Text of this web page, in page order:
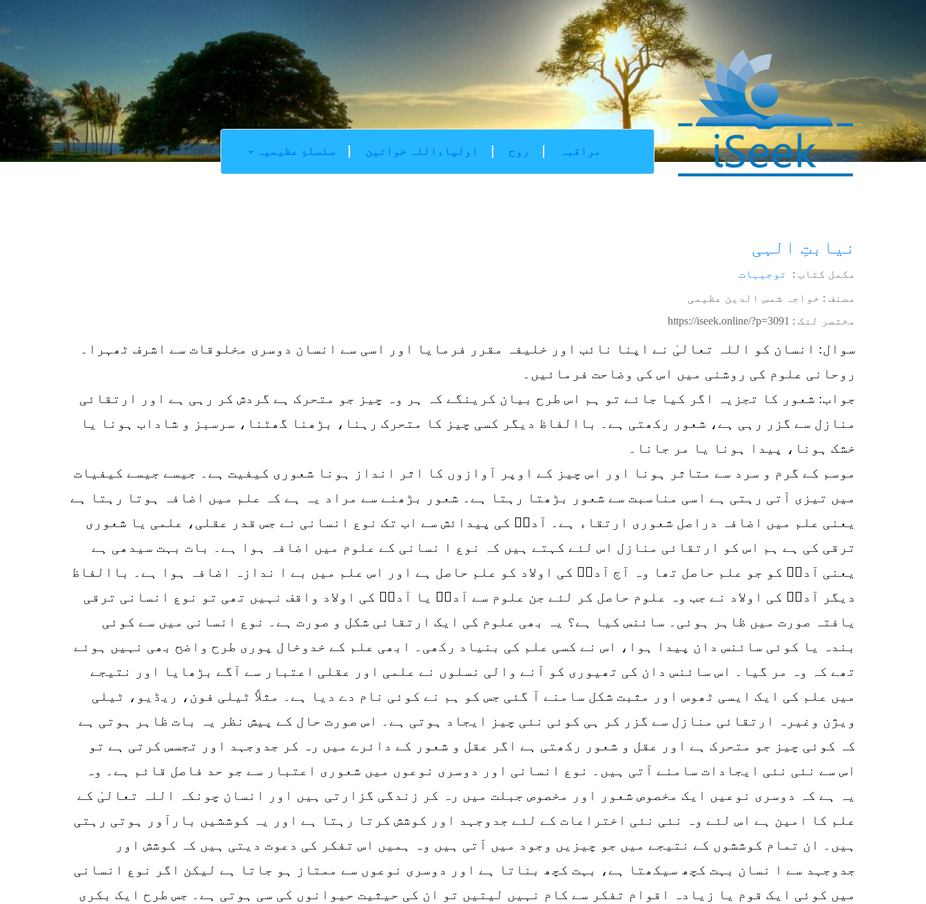
سلسلۂِ عظیمیہ اولیاءاللہ خواتین روح مراقبہ
نیابتِ الہی
مکمل کتاب : توجیہات
مصنف : خواجہ شمس الدین عظیمی
مختصر لنک : https://iseek.online/?p=3091
سوال: انسان کو اللہ تعالیٰ نے اپنا نائب اور خلیفہ مقرر فرمایا اور اسی سے انسان دوسری مخلوقات سے اشرف ٹھہرا۔
روحانی علوم کی روشنی میں اس کی وضاحت فرمائیں۔
جواب: شعور کا تجزیہ اگر کیا جائے تو ہم اس طرح بیان کرینگے کہ ہر وہ چیز جو متحرک ہے گردش کر رہی ہے اور ارتقائی
منازل سے گزر رہی ہے، شعور رکھتی ہے۔ باالفاظ دیگر کسی چیز کا متحرک رہنا، بڑھنا گھٹنا، سرسبز و شاداب ہونا یا
خشک ہونا، پیدا ہونا یا مر جانا۔
موسم کے گرم و سرد سے متاثر ہونا اور اس چیز کے اوپر آوازوں کا اثر انداز ہونا شعوری کیفیت ہے۔ جیسے جیسے کیفیات
میں تیزی آتی رہتی ہے اسی مناسبت سے شعور بڑھتا رہتا ہے۔ شعور بڑھنے سے مراد یہ ہے کہ علم میں اضافہ ہوتا رہتا ہے
یعنی علم میں اضافہ دراصل شعوری ارتقاء ہے۔ آدمؑ کی پیدائش سے اب تک نوع انسانی نے جس قدر عقلی، علمی یا شعوری
ترقی کی ہے ہم اس کو ارتقائی منازل اس لئے کہتے ہیں کہ نوع ا نسانی کے علوم میں اضافہ ہوا ہے۔ بات بہت سیدھی ہے
یعنی آدمؑ کو جو علم حاصل تھا وہ آج آدمؑ کی اولاد کو علم حاصل ہے اور اس علم میں بے ا ندازہ اضافہ ہوا ہے۔ باالفاظ
دیگر آدمؑ کی اولاد نے جب وہ علوم حاصل کر لئے جن علوم سے آدمؑ یا آدمؑ کی اولاد واقف نہیں تھی تو نوع انسانی ترقی
یافتہ صورت میں ظاہر ہوئی۔ سائنس کیا ہے؟ یہ بھی علوم کی ایک ارتقائی شکل و صورت ہے۔ نوع انسانی میں سے کوئی
بندہ یا کوئی سائنس دان پیدا ہوا، اس نے کسی علم کی بنیاد رکھی۔ ابھی علم کے خدوخال پوری طرح واضح بھی نہیں ہوئے
تھے کہ وہ مر گیا۔ اس سائنس دان کی تھیوری کو آنے والی نسلوں نے علمی اور عقلی اعتبار سے آگے بڑھایا اور نتیجے
میں علم کی ایک ایسی ٹھوس اور مثبت شکل سامنے آ گئی جس کو ہم نے کوئی نام دے دیا ہے۔ مثلاً ٹیلی فون، ریڈیو، ٹیلی
ویژن وغیرہ ارتقائی منازل سے گزر کر ہی کوئی نئی چیز ایجاد ہوتی ہے۔ اس صورت حال کے پیش نظر یہ بات ظاہر ہوتی ہے
کہ کوئی چیز جو متحرک ہے اور عقل و شعور رکھتی ہے اگر عقل و شعور کے دائرے میں رہ کر جدوجہد اور تجسس کرتی ہے تو
اس سے نئی نئی ایجادات سامنے آتی ہیں۔ نوع انسانی اور دوسری نوعوں میں شعوری اعتبار سے جو حد فاصل قائم ہے۔ وہ
یہ ہے کہ دوسری نوعیں ایک مخصوص شعور اور مخصوص جبلت میں رہ کر زندگی گزارتی ہیں اور انسان چونکہ اللہ تعالیٰ کے
علم کا امین ہے اس لئے وہ نئی نئی اختراعات کے لئے جدوجہد اور کوشش کرتا رہتا ہے اور یہ کوششیں بارآور ہوتی رہتی
ہیں۔ ان تمام کوششوں کے نتیجے میں جو چیزیں وجود میں آتی ہیں وہ ہمیں اس تفکر کی دعوت دیتی ہیں کہ کوشش اور
جدوجہد سے ا نسان بہت کچھ سیکھتا ہے، بہت کچھ بناتا ہے اور دوسری نوعوں سے ممتاز ہو جاتا ہے لیکن اگر نوع انسانی
میں کوئی ایک قوم یا زیادہ اقوام تفکر سے کام نہیں لیتیں تو ان کی حیثیت حیوانوں کی سی ہوتی ہے۔ جس طرح ایک بکری